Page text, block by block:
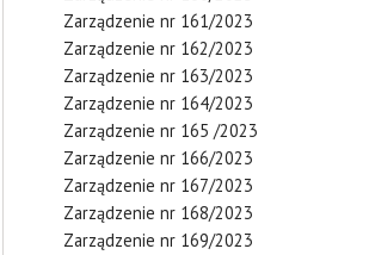
Zarządzenie nr 161/2023
Zarządzenie nr 162/2023
Zarządzenie nr 163/2023
Zarządzenie nr 164/2023
Zarządzenie nr 165 /2023
Zarządzenie nr 166/2023
Zarządzenie nr 167/2023
Zarządzenie nr 168/2023
Zarządzenie nr 169/2023